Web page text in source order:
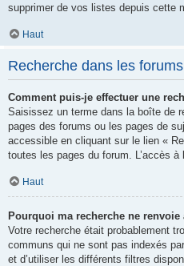
supprimer de vos listes depuis cette
Haut
Recherche dans les forums
Comment puis-je effectuer une
Saisissez un terme dans la boîte de
pages des forums ou les pages de
accessible en cliquant sur le lien «
toutes les pages du forum. L’accès
Haut
Pourquoi ma recherche ne renvoie
Votre recherche était probablement
communs qui ne sont pas indexés
et d’utiliser les différents filtres